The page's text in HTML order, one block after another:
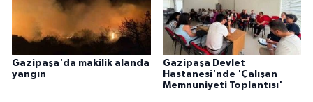
Gazipaşa'da makilik alanda
yangın
Gazipaşa Devlet
Hastanesi'nde 'Çalışan
Memnuniyeti Toplantısı'